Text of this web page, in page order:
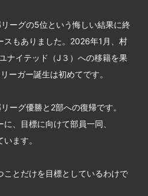
ーグの5位という悔しい結果に終
スもありました。2026年1月、村
ナイテッド（J３）への移籍を果
ーガー誕生は初めてです。
ーグ優勝と2部への復帰です。
に、目標に向けて部員一同、
ます。
ことだけを目標としているわけで